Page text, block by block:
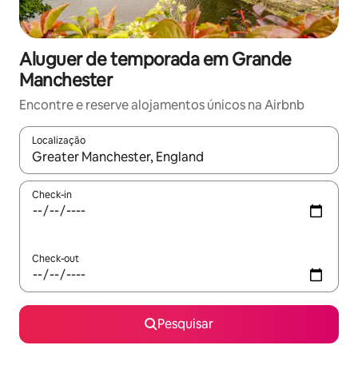
Aluguer de temporada em Grande
Manchester
Encontre e reserve alojamentos únicos na Airbnb
Localização
Quando os resultados estiverem disponíveis, navegue com
Check-in
Check-out
Pesquisar